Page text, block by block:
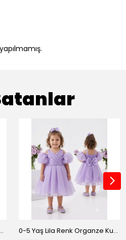
0-5 Yaş Beyaz Organze Kumaş Bel İnci Kemerli Midi Boy Arkası Lastikli Abiye 0-5 Yaş Lila Renk Organze Kumaş Bel İnci Kemerli Midi Boy Arkası Lastikli Abiye